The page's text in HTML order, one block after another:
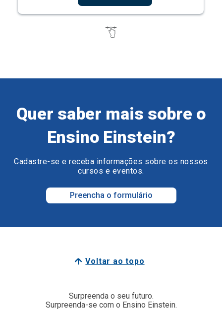
Quer saber mais sobre o
Ensino Einstein?
Cadastre-se e receba informações sobre os nossos
cursos e eventos.
Preencha o formulário
Voltar ao topo
Surpreenda o seu futuro.
Surpreenda-se com o Ensino Einstein.